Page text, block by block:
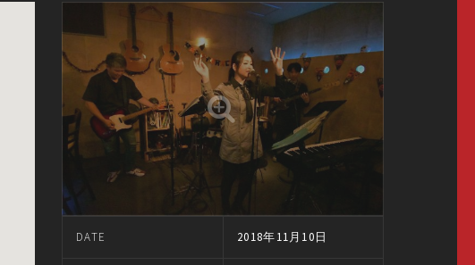
DATE 2018年11月10日